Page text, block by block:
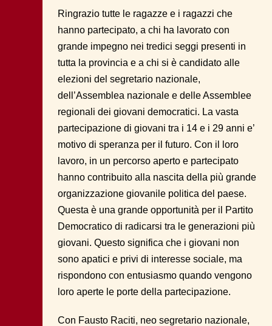
Ringrazio tutte le ragazze e i ragazzi che
hanno partecipato, a chi ha lavorato con
grande impegno nei tredici seggi presenti in
tutta la provincia e a chi si è candidato alle
elezioni del segretario nazionale,
dell’Assemblea nazionale e delle Assemblee
regionali dei giovani democratici. La vasta
partecipazione di giovani tra i 14 e i 29 anni e’
motivo di speranza per il futuro. Con il loro
lavoro, in un percorso aperto e partecipato
hanno contribuito alla nascita della più grande
organizzazione giovanile politica del paese.
Questa è una grande opportunità per il Partito
Democratico di radicarsi tra le generazioni più
giovani. Questo significa che i giovani non
sono apatici e privi di interesse sociale, ma
rispondono con entusiasmo quando vengono
loro aperte le porte della partecipazione.
Con Fausto Raciti, neo segretario nazionale,